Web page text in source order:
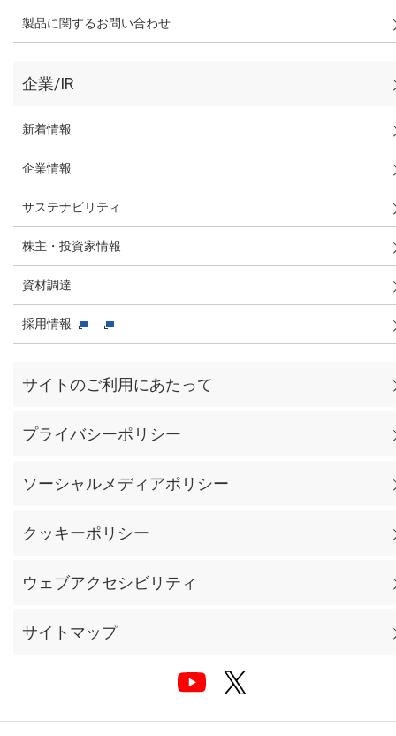
製品に関するお問い合わせ
企業/IR
新着情報
企業情報
サステナビリティ
株主・投資家情報
資材調達
採用情報
サイトのご利用にあたって
プライバシーポリシー
ソーシャルメディアポリシー
クッキーポリシー
ウェブアクセシビリティ
サイトマップ